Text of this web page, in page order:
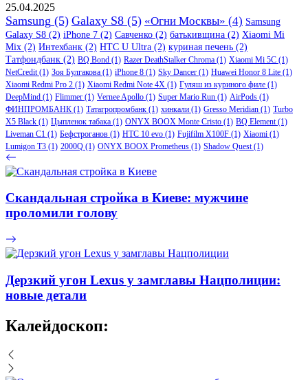
25.04.2025
Samsung (5) Galaxy S8 (5) «Огни Москвы» (4) Samsung
Galaxy S8 (2) iPhone 7 (2) Савченко (2) батькивщина (2) Xiaomi Mi
Mix (2) Интехбанк (2) HTC U Ultra (2) куриная печень (2)
Татфондбанк (2) BQ Bond (1) Razer DeathStalker Chroma (1) Xiaomi Mi 5C (1)
NetCredit (1) Зоя Булгакова (1) iPhone 8 (1) Sky Dancer (1) Huawei Honor 8 Lite (1)
Xiaomi Redmi Pro 2 (1) Xiaomi Redmi Note 4X (1) Гуляш из куриного филе (1)
DeepMind (1) Flimmer (1) Vernee Apollo (1) Super Mario Run (1) AirPods (1)
ФИНПРОМБАНК (1) Татагропромбанк (1) хинкали (1) Gresso Meridian (1) Turbo
X5 Black (1) Цыпленок табака (1) ONYX BOOX Monte Cristo (1) BQ Element (1)
Liveman C1 (1) Бефстроганов (1) HTC 10 evo (1) Fujifilm X100F (1) Xiaomi (1)
Lumigon T3 (1) 2000Q (1) ONYX BOOX Prometheus (1) Shadow Quest (1)
Скандальная стройка в Киеве: мужчине
проломили голову
Дерзкий угон Lexus у замглавы Нацполиции:
новые детали
Калейдоскоп: